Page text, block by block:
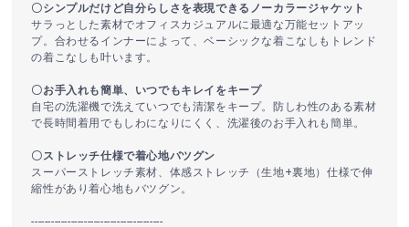
〇シンプルだけど自分らしさを表現できるノーカラージャケット
サラっとした素材でオフィスカジュアルに最適な万能セットアッ
プ。合わせるインナーによって、ベーシックな着こなしもトレンド
の着こなしも叶います。
〇お手入れも簡単、いつでもキレイをキープ
自宅の洗濯機で洗えていつでも清潔をキープ。防しわ性のある素材
で長時間着用でもしわになりにくく、洗濯後のお手入れも簡単。
〇ストレッチ仕様で着心地バツグン
スーパーストレッチ素材、体感ストレッチ（生地+裏地）仕様で伸
縮性があり着心地もバツグン。
----------------------------------------